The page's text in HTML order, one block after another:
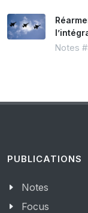
Notes
PUBLICATIONS
Notes
Focus